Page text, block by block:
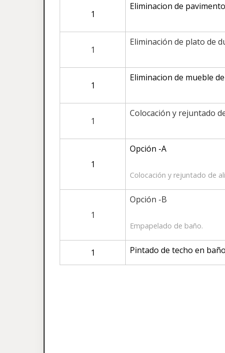
1
Eliminacion de
1
Eliminación de plato de
1
Eliminacion de mueble
1
Colocación y rejuntado
1
Opción -A
Colocación y rejuntado de
1
Opción -B
Empapelado de baño.
1 Pintado de techo en